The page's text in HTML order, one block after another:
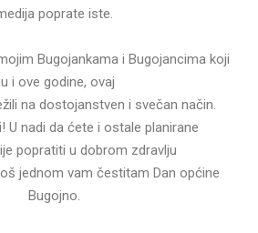
poprate iste.
Bugojankama i Bugojancima koji
i ove godine, ovaj
na dostojanstven i svečan način.
U nadi da ćete i ostale planirane
popratiti u dobrom zdravlju
jednom vam čestitam Dan općine
Bugojno.